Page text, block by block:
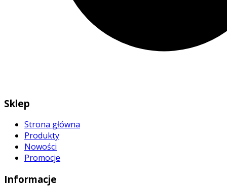
Sklep
Strona główna
Produkty
Nowości
Promocje
Informacje